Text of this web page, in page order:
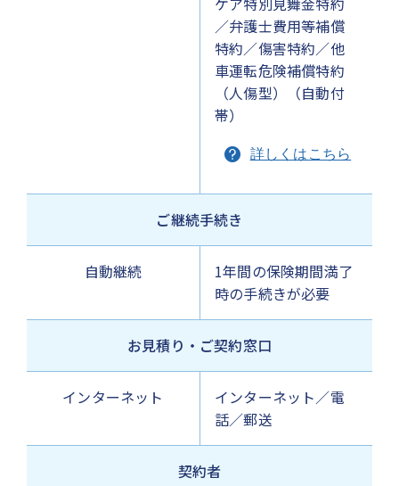
／弁護士費用等補償
特約／傷害特約／他
車運転危険補償特約
（人傷型）（自動付
帯）
詳しくはこちら
ご継続手続き
自動継続
1年間の保険期間満了
時の手続きが必要
お見積り・ご契約窓口
インターネット
インターネット／電
話／郵送
契約者